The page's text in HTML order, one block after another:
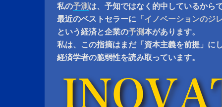
私の予測 は、予知ではなく的中しているから
最近のベストセラーに 「イノベーションのジ
という経済と企業の予測本があります。
私は、この指摘はまだ「資本主義を前提」に
経済学者の脆弱性を読み取っています。